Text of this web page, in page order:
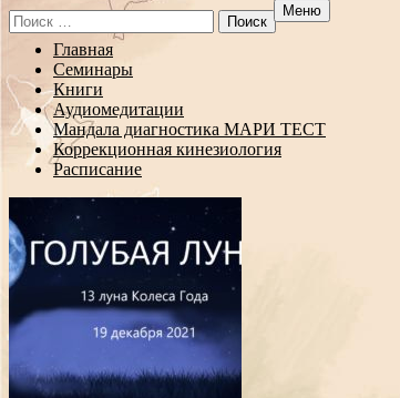
Search
for:
Меню
Перейти
содержанию
Главная
Семинары
Книги
Аудиомедитации
Мандала диагностика МАРИ ТЕСТ
Коррекционная кинезиология
Расписание